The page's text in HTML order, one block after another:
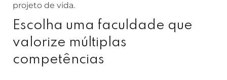
projeto de vida.
Escolha uma faculdade que
valorize múltiplas
competências